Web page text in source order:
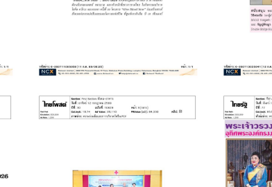
July 20, 2026